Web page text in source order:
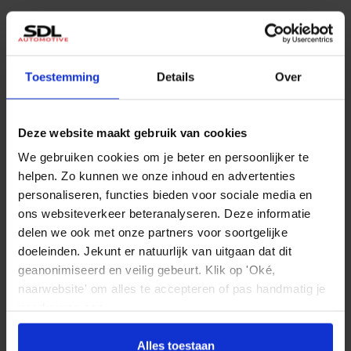
Toestemming Details Over
Deze website maakt gebruik van cookies
We gebruiken cookies om je beter en persoonlijker te
helpen. Zo kunnen we onze inhoud en advertenties
personaliseren, functies bieden voor sociale media en
ons websiteverkeer beteranalyseren. Deze informatie
delen we ook met onze partners voor soortgelijke
doeleinden. Jekunt er natuurlijk van uitgaan dat dit
geanonimiseerd en veilig gebeurt. Klik op 'Oké,
naarwebsite' om alles te accepteren of pas handmatig je
Alles toestaan
Grijs
298 cm HXL38N
Accessoires
Adaptief demping systeem
Aluminium delen exterieur
Buitenspiegel(s) automatisch dimmend
Buitenspiegels elektrisch inklapbaar
Buitenspiegels elektrisch verstel- en verwarmbaar
Buitenspiegels in carrosseriekleur
Wat denk je van deze bolides?